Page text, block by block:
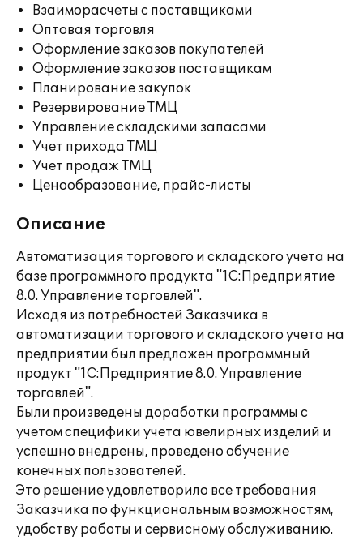
Взаиморасчеты с поставщиками
Оптовая торговля
Оформление заказов покупателей
Оформление заказов поставщикам
Планирование закупок
Резервирование ТМЦ
Управление складскими запасами
Учет прихода ТМЦ
Учет продаж ТМЦ
Ценообразование, прайс-листы
Описание
Автоматизация торгового и складского учета на
базе программного продукта "1С:Предприятие
8.0. Управление торговлей".
Исходя из потребностей Заказчика в
автоматизации торгового и складского учета на
предприятии был предложен программный
продукт "1С:Предприятие 8.0. Управление
торговлей".
Были произведены доработки программы с
учетом специфики учета ювелирных изделий и
успешно внедрены, проведено обучение
конечных пользователей.
Это решение удовлетворило все требования
Заказчика по функциональным возможностям,
удобству работы и сервисному обслуживанию.